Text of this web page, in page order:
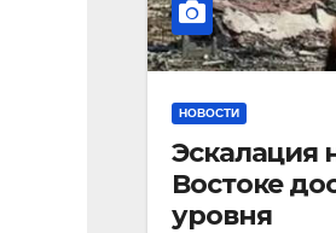
НОВОСТИ
Эскалация
Востоке
уровня